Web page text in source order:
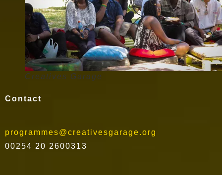
Creatives Garage
Contact
programmes@creativesgarage.org
00254 20 2600313